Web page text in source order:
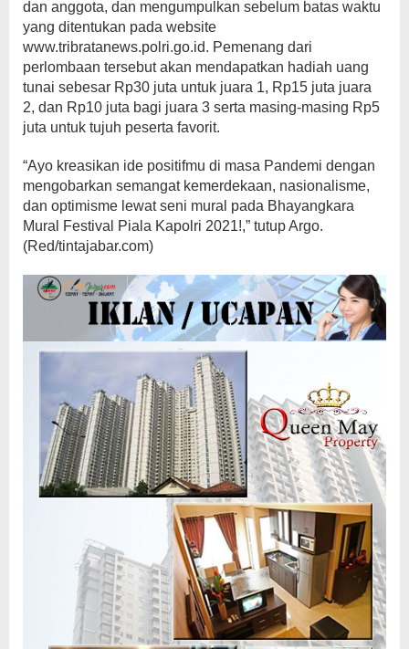
dan anggota, dan mengumpulkan sebelum batas waktu
yang ditentukan pada website
www.tribratanews.polri.go.id. Pemenang dari
perlombaan tersebut akan mendapatkan hadiah uang
tunai sebesar Rp30 juta untuk juara 1, Rp15 juta juara
2, dan Rp10 juta bagi juara 3 serta masing-masing Rp5
juta untuk tujuh peserta favorit.
“Ayo kreasikan ide positifmu di masa Pandemi dengan
mengobarkan semangat kemerdekaan, nasionalisme,
dan optimisme lewat seni mural pada Bhayangkara
Mural Festival Piala Kapolri 2021!,” tutup Argo.
(Red/tintajabar.com)